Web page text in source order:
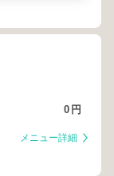
0 円
メニュー詳細